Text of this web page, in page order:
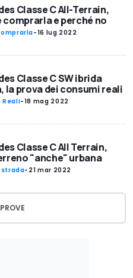
Classe C All-Terrain,
comprarla e perché no
-16 lug 2022
Classe C SW ibrida
la prova dei consumi reali
Reali-18 mag 2022
Classe C All Terrain,
"anche" urbana
strada- 21 mar 2022